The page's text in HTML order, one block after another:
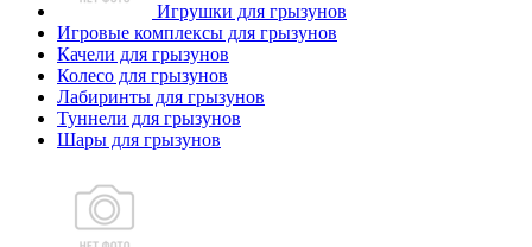
Игрушки для грызунов
Игровые комплексы для грызунов
Качели для грызунов
Колесо для грызунов
Лабиринты для грызунов
Туннели для грызунов
Шары для грызунов